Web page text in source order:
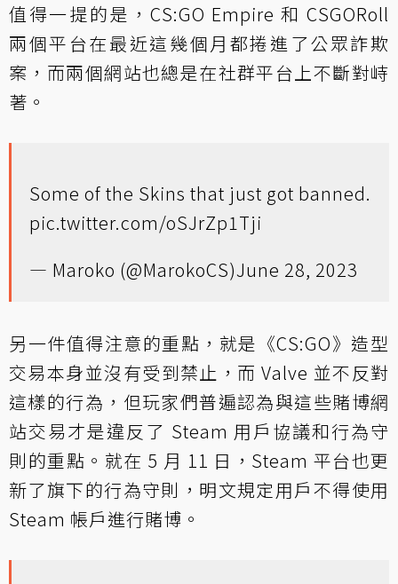
值得一提的是，CS:GO Empire 和 CSGORoll
兩個平台在最近這幾個月都捲進了公眾詐欺
案，而兩個網站也總是在社群平台上不斷對峙
著。
Some of the Skins that just got banned.
pic.twitter.com/oSJrZp1Tji
— Maroko (@MarokoCS)June 28, 2023
另一件值得注意的重點，就是《CS:GO》造型
交易本身並沒有受到禁止，而 Valve 並不反對
這樣的行為，但玩家們普遍認為與這些賭博網
站交易才是違反了 Steam 用戶協議和行為守
則的重點。就在 5 月 11 日，Steam 平台也更
新了旗下的行為守則，明文規定用戶不得使用
Steam 帳戶進行賭博。